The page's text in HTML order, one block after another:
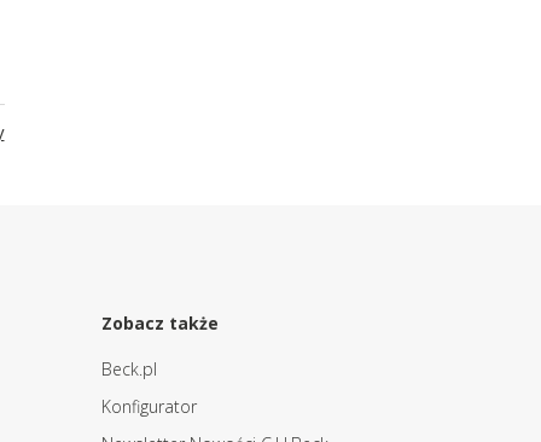
Zobacz także
Beck.pl
Konfigurator